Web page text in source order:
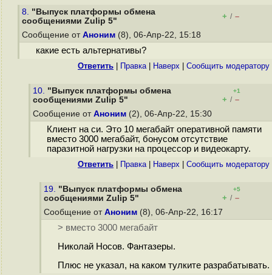
8. "Выпуск платформы обмена
сообщениями Zulip 5"
+ / –
Сообщение от Аноним (8), 06-Апр-22, 15:18
какие есть альтернативы?
Ответить Правка| Наверх Cообщить модератору
10. "Выпуск платформы обмена
сообщениями Zulip 5"
+1
+ / –
Сообщение от Аноним (2), 06-Апр-22, 15:30
Клиент на си. Это 10 мегабайт оперативной памяти
вместо 3000 мегабайт, бонусом отсутствие
паразитной нагрузки на процессор и видеокарту.
Ответить Правка| Наверх Cообщить модератору
19. "Выпуск платформы обмена
сообщениями Zulip 5"
+5
+ / –
Сообщение от Аноним (8), 06-Апр-22, 16:17
> вместо 3000 мегабайт
Николай Носов. Фантазеры.
Плюс не указал, на каком тулките разрабатывать.